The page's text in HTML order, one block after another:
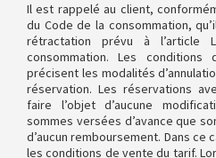
Il est rappelé au client,
du Code de la consommation,
rétractation prévu à l’article
consommation. Les
précisent les modalités
réservation. Les réservations
faire l’objet d’aucune
sommes versées d’avance que
d’aucun remboursement. Dans ce
les conditions de vente du tarif.